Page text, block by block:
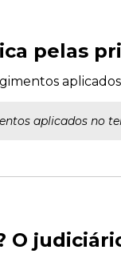
pelas
aplicados no
O